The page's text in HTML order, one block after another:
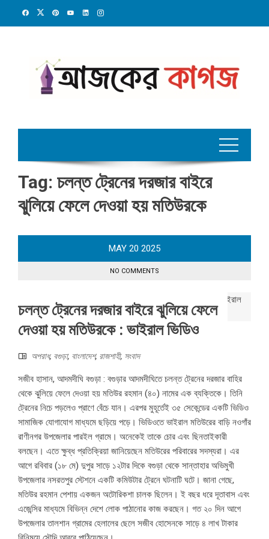
Tag: চলন্ত ট্রেনের দরজার বাইরে
ঝুলিয়ে ফেলে দেওয়া হয় মতিউরকে
MAY 20 2025
NO COMMENTS
চলন্ত ট্রেনের দরজার বাইরে ঝুলিয়ে ফেলে
দেওয়া হয় মতিউরকে : ভাইরাল ভিডিও
অপরাধ, বগুড়া, বাংলাদেশ, রাজশাহী, সংবাদ
সজীব হাসান, আদমদীঘি বগুড়া : বগুড়ার আদমদীঘিতে চলন্ত ট্রেনের দরজার বাহির
থেকে ঝুলিয়ে ফেলে দেওয়া হয় মতিউর রহমান (৪০) নামের এক ব্যক্তিকে। তিনি
ট্রেনের নিচে পড়লেও প্রাণে বেঁচে যান। এরপর মুহূর্তেই ৩৫ সেকেন্ডের একটি ভিডিও
সামাজিক যোগাযোগ মাধ্যমে ছড়িয়ে পড়ে। ভিডিওতে ভাইরাল মতিউরের বাড়ি নওগাঁর
রাণীনগর উপজেলার পারইল গ্রামে। অনেকেই তাকে চোর এবং ছিনতাইকারী
বলছেন। এতে ক্ষুব্ধ প্রতিক্রিয়া জানিয়েছেন মতিউরের পরিবারের সদস্যরা। এর
আগে রবিবার (১৮ মে) দুপুর সাড়ে ১২টার দিকে বগুড়া থেকে সান্তাহার অভিমুখী
উপজেলার নসরতপুর স্টেশনে একটি কমিউটার ট্রেনে ঘটনাটি ঘটে। জানা গেছে,
মতিউর রহমান পেশায় একজন অটোরিকশা চালক ছিলেন। ই বছর ধরে দূতাবাস এবং
এজেন্সির মাধ্যমে বিভিন্ন দেশে লোক পাঠানোর কাজ করছেন। গত ২০ দিন আগে
উপজেলার তালশান গ্রামের হেলালের ছেলে সজীব হোসেনকে সাড়ে ৪ লাখ টাকার